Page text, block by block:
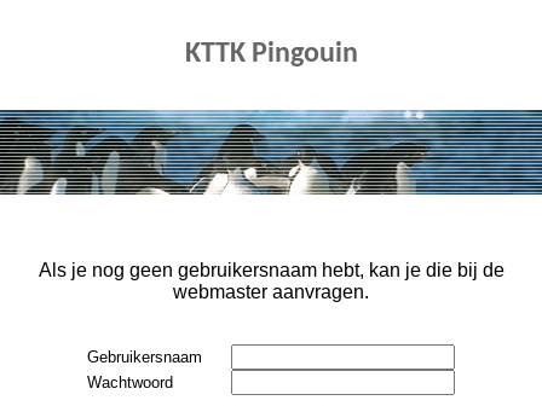
KTTK Pingouin
Als je nog geen gebruikersnaam hebt, kan je die bij de
webmaster aanvragen.
Gebruikersnaam
Wachtwoord